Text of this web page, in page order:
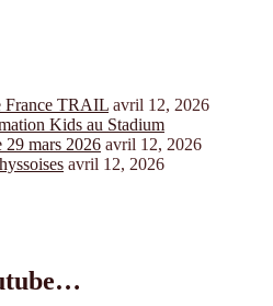
France TRAIL avril 12, 2026
Kids au Stadium
29 mars 2026 avril 12, 2026
avril 12, 2026